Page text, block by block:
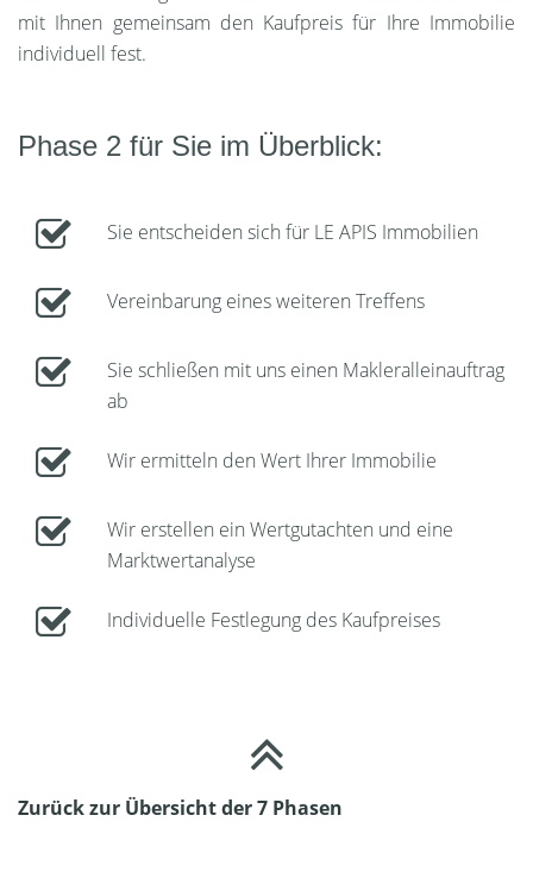
mit Ihnen gemeinsam den Kaufpreis für Ihre Immobilie
individuell fest.
Phase 2 für Sie im Überblick:
Sie entscheiden sich für LE APIS Immobilien
Vereinbarung eines weiteren Treffens
Sie schließen mit uns einen Makleralleinauftrag
ab
Wir ermitteln den Wert Ihrer Immobilie
Wir erstellen ein Wertgutachten und eine
Marktwertanalyse
Individuelle Festlegung des Kaufpreises
Zurück zur Übersicht der 7 Phasen